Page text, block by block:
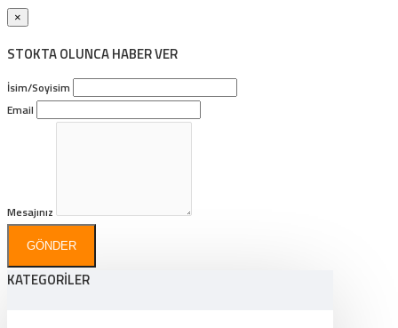
×
STOKTA OLUNCA HABER VER
İsim/Soyisim
Email
Mesajınız
GÖNDER
KATEGORİLER